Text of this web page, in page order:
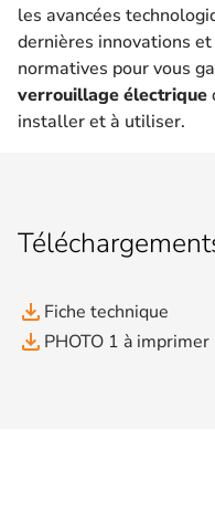
les avancées
dernières innovations
normatives pour vous
verrouillage électrique
installer et à utiliser.
file_download Fiche technique
file_download PHOTO 1 à imprimer